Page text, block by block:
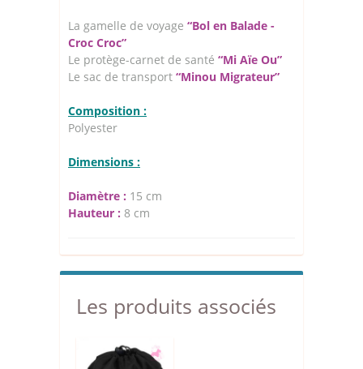
La gamelle de voyage “Bol en Balade -
Croc Croc”
Le protège-carnet de santé “Mi Aïe Ou”
Le sac de transport “Minou Migrateur”
Composition :
Polyester
Dimensions :
Diamètre : 15 cm
Hauteur : 8 cm
Les produits associés